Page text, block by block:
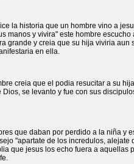
la historia que un hombre vino a
manos y vivira" este hombre escucho
grande y creia que su hija viviria aun
en ella.
creia que el podia resucitar a su
se levanto y fue con sus
que daban por perdido a la niña y
"apartate de los incredulos, alejate
que jesus los echo fuera a aquellas